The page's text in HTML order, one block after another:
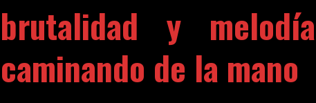
brutalidad y melodía
caminando de la mano